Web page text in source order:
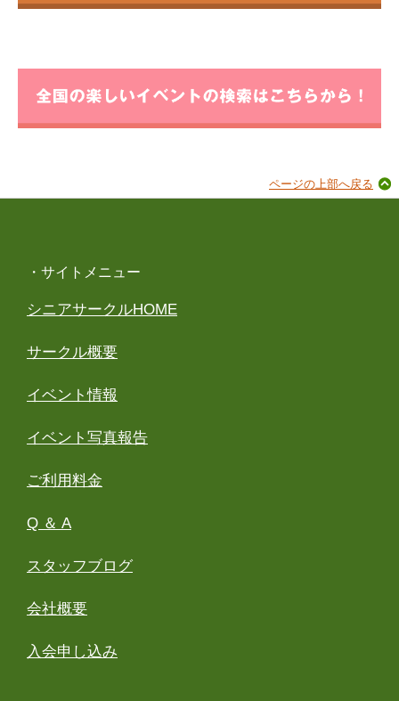
ページの上部へ戻る
・サイトメニュー
シニアサークルHOME
サークル概要
イベント情報
イベント写真報告
ご利用料金
Q ＆ A
スタッフブログ
会社概要
入会申し込み